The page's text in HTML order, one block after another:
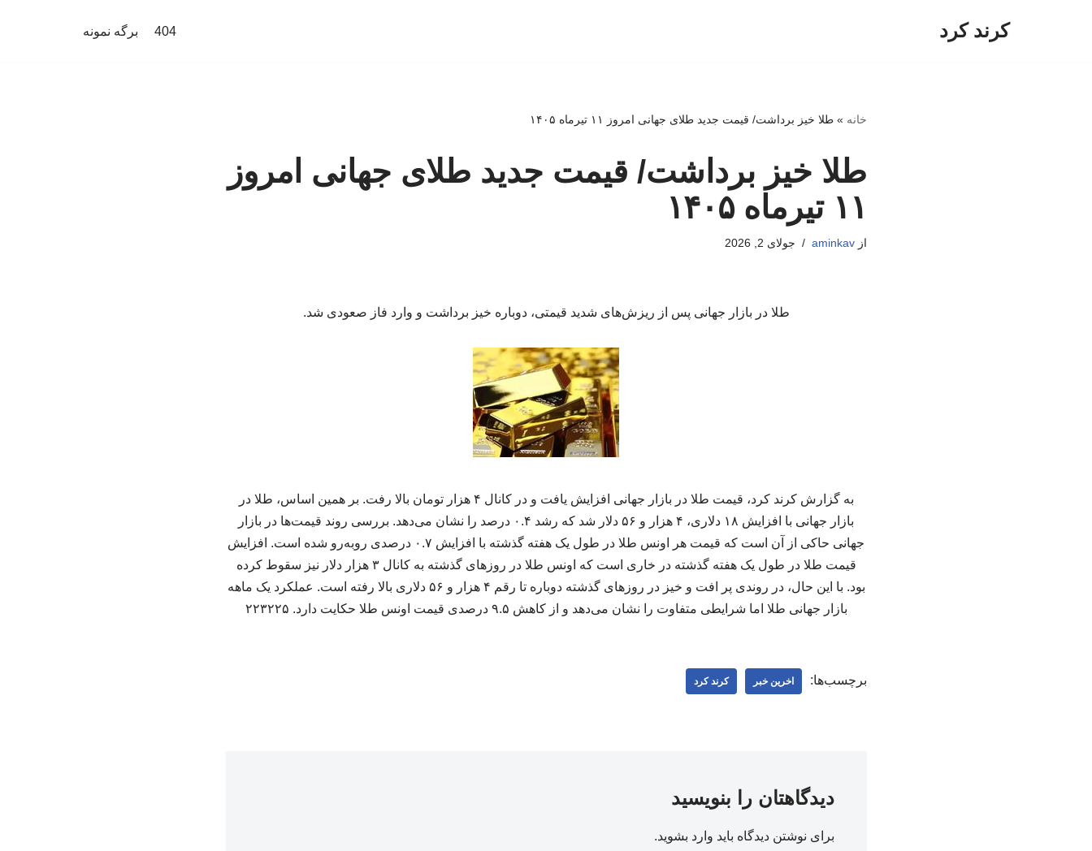
کرند کرد 404 برگه نمونه
خانه »طلا خیز برداشت/ قیمت جدید طلای جهانی امروز ۱۱ تیرماه ۱۴۰۵
طلا خیز برداشت/ قیمت جدید طلای جهانی امروز
۱۱ تیرماه ۱۴۰۵
ازaminkav جولای 2, 2026
طلا در بازار جهانی پس از ریزش‌های شدید قیمتی، دوباره خیز برداشت و وارد فاز صعودی شد.
به گزارش کرند کرد، قیمت طلا در بازار جهانی افزایش یافت و در کانال ۴ هزار تومان بالا رفت. بر همین اساس، طلا در
بازار جهانی با افزایش ۱۸ دلاری، ۴ هزار و ۵۶ دلار شد که رشد ۰.۴ درصد را نشان می‌دهد. بررسی روند قیمت‌ها در بازار
جهانی حاکی از آن است که قیمت هر اونس طلا در طول یک هفته گذشته با افزایش ۰.۷ درصدی روبه‌رو شده است. افزایش
قیمت طلا در طول یک هفته گذشته در خاری است که اونس طلا در روزهای گذشته به کانال ۳ هزار دلار نیز سقوط کرده
بود. با این حال، در روندی پر افت و خیز در روزهای گذشته دوباره تا رقم ۴ هزار و ۵۶ دلاری بالا رفته است. عملکرد یک ماهه
بازار جهانی طلا اما شرایطی متفاوت را نشان می‌دهد و از کاهش ۹.۵ درصدی قیمت اونس طلا حکایت دارد. ۲۲۳۲۲۵
برچسب‌ها: اخرین خبر کرند کرد
دیدگاهتان را بنویسید
برای نوشتن دیدگاه باید وارد بشوید.